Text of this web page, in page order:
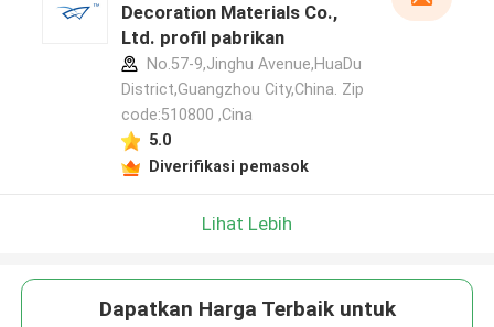
Decoration Materials Co.,
Ltd. profil pabrikan
No.57-9,Jinghu Avenue,HuaDu
District,Guangzhou City,China. Zip
code:510800 ,Cina
5.0
Diverifikasi pemasok
Lihat Lebih
Dapatkan Harga Terbaik untuk